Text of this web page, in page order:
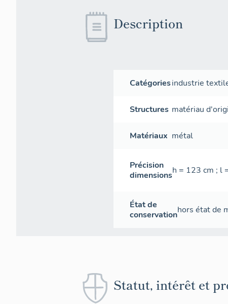
Description
Catégoriesindustrie
Structures matériau
Matériaux métal
Précision
dimensionsh = 123 cm ; l
État de
conservationhors état de
Statut, intérêt et